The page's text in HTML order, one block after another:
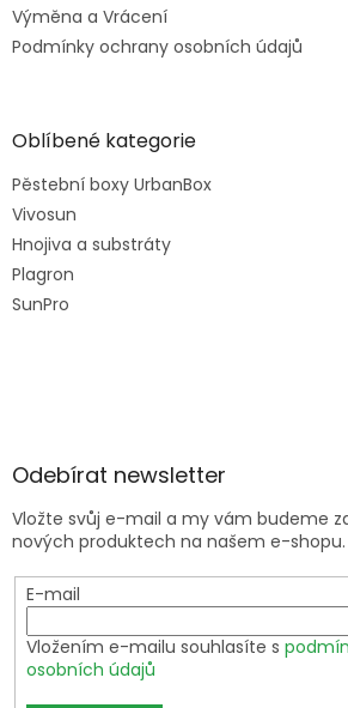
Výměna a Vrácení
Podmínky ochrany osobních údajů
Oblíbené kategorie
Pěstební boxy UrbanBox
Vivosun
Hnojiva a substráty
Plagron
SunPro
Odebírat newsletter
Vložte svůj e-mail a my vám budeme
nových produktech na našem e-shopu.
E-mail
Vložením e-mailu souhlasíte s
osobních údajů